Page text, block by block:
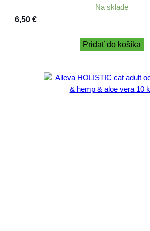
Na sklade
6,50 €
Pridať do košíka